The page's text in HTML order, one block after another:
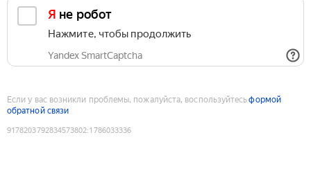
Я не робот
Нажмите, чтобы продолжить
Yandex SmartCaptcha
Если у вас возникли проблемы, пожалуйста, воспользуйтесьформой
обратной связи
9178203792834573802:1786033336